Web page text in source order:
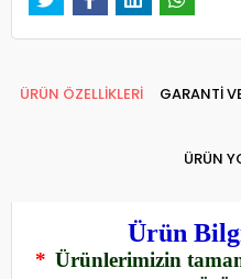
ÜRÜN ÖZELLİKLERİ GARANTİ
ÜRÜN
Ürün
* Ürünlerimizin